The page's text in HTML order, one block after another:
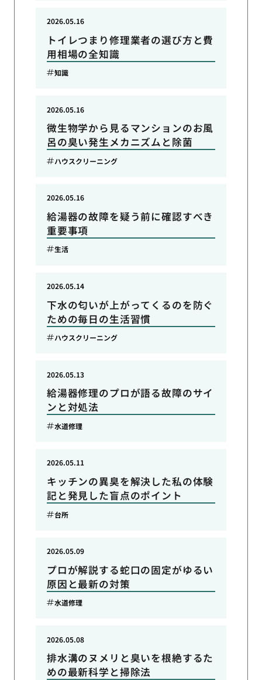
トイレつまり修理業者の選び方と費
用相場の全知識
2026.05.16
知識
微生物学から見るマンションのお風
呂の臭い発生メカニズムと除菌
2026.05.16
ハウスクリーニング
給湯器の故障を疑う前に確認すべき
重要事項
2026.05.16
生活
下水の匂いが上がってくるのを防ぐ
ための毎日の生活習慣
2026.05.14
ハウスクリーニング
給湯器修理のプロが語る故障のサイ
ンと対処法
2026.05.13
水道修理
キッチンの異臭を解決した私の体験
記と発見した盲点のポイント
2026.05.11
台所
プロが解説する蛇口の固定がゆるい
原因と最新の対策
2026.05.09
水道修理
排水溝のヌメリと臭いを根絶するた
めの最新科学と掃除法
2026.05.08